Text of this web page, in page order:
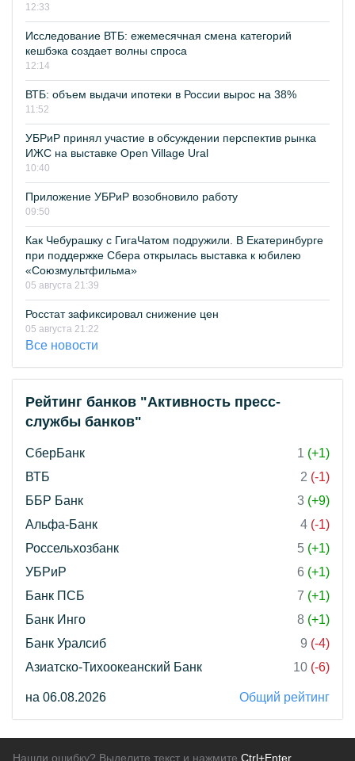
12:33
Исследование ВТБ: ежемесячная смена категорий
кешбэка создает волны спроса
12:14
ВТБ: объем выдачи ипотеки в России вырос на 38%
11:52
УБРиР принял участие в обсуждении перспектив рынка
ИЖС на выставке Open Village Ural
10:40
Приложение УБРиР возобновило работу
09:50
Как Чебурашку с ГигаЧатом подружили. В Екатеринбурге
при поддержке Сбера открылась выставка к юбилею
«Союзмультфильма»
05 августа 21:39
Росстат зафиксировал снижение цен
05 августа 21:22
Все новости
Рейтинг банков "Активность пресс-
службы банков"
СберБанк 1 (+1)
ВТБ
2 (-1)
ББР Банк
3 (+9)
Альфа-Банк
4 (-1)
Россельхозбанк
5 (+1)
УБРиР
6 (+1)
Банк ПСБ
7 (+1)
Банк Инго
8 (+1)
Банк Уралсиб
9 (-4)
Азиатско-Тихоокеанский Банк
10 (-6)
на 06.08.2026 Общий рейтинг
Нашли ошибку? Выделите текст и нажмите Ctrl+Enter